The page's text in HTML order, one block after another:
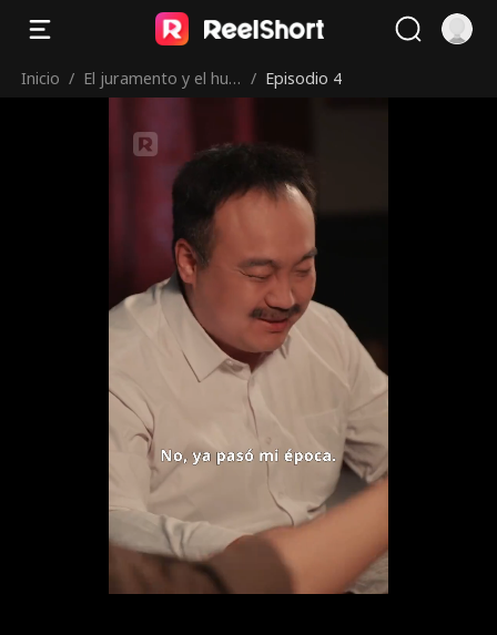
Inicio / El juramento y el hué
/ Episodio 4